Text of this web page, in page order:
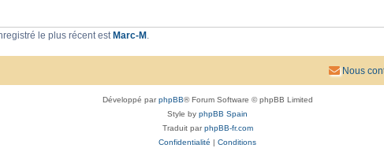
le plus récent est Marc-M
Nous
Développé parphpBB® Forum Software © phpBB Limited
Style by phpBB Spain
Traduit parphpBB-fr.com
Confidentialité | Conditions